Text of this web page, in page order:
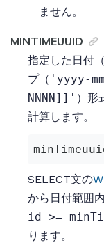
ません。
MINTIMEUUID
指定した日付（
プ（ 'yyyy-
NNNN]]' ）形
計算します。
SELECT文の
から日付範囲
id >=
ります。